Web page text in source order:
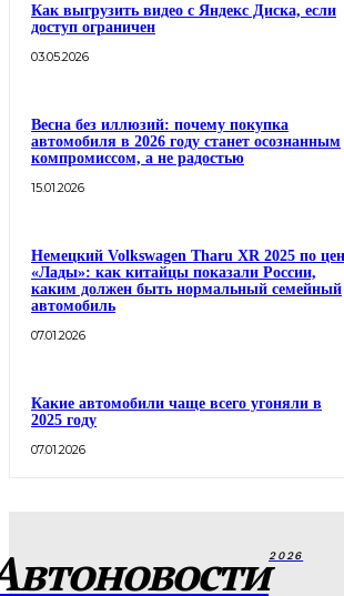
Как выгрузить видео с Яндекс Диска, если
доступ ограничен
03.05.2026
Весна без иллюзий: почему покупка
автомобиля в 2026 году станет осознанным
компромиссом, а не радостью
15.01.2026
Немецкий Volkswagen Tharu XR 2025 по
«Лады»: как китайцы показали России,
каким должен быть нормальный семейный
автомобиль
07.01.2026
Какие автомобили чаще всего угоняли в
2025 году
07.01.2026
2026